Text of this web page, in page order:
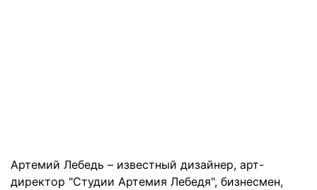
Артемий Лебедь – известный дизайнер, арт-
директор "Студии Артемия Лебедя", бизнесмен,